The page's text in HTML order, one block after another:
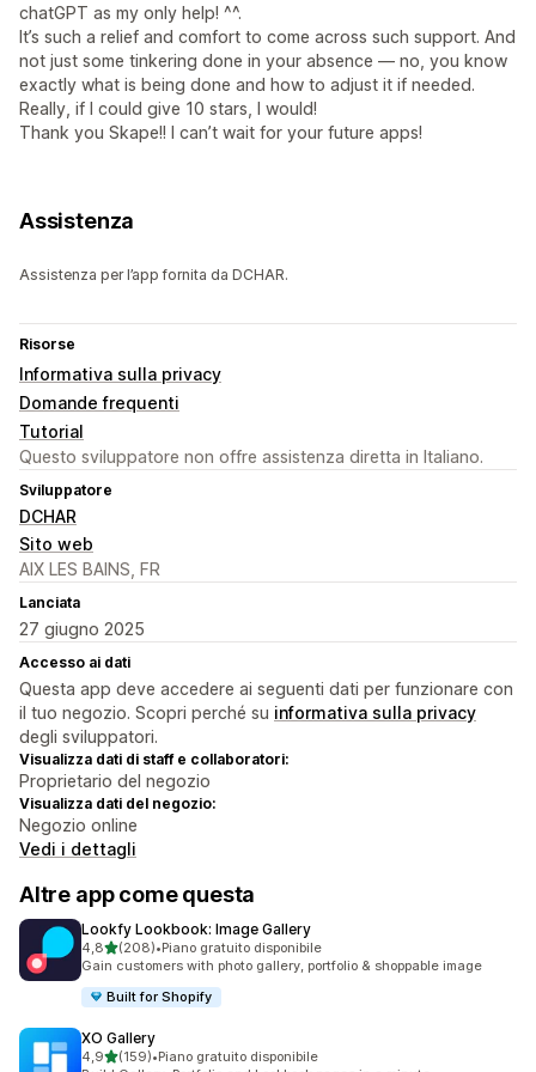
chatGPT as my only help! ^^.
It’s such a relief and comfort to come across such support. And
not just some tinkering done in your absence — no, you know
exactly what is being done and how to adjust it if needed.
Really, if I could give 10 stars, I would!
Thank you Skape!! I can’t wait for your future apps!
Assistenza
Assistenza per l’app fornita da DCHAR.
Risorse
Informativa sulla privacy
Domande frequenti
Tutorial
Questo sviluppatore non offre assistenza diretta in Italiano.
Sviluppatore
DCHAR
Sito web
AIX LES BAINS, FR
Lanciata
27 giugno 2025
Accesso ai dati
Questa app deve accedere ai seguenti dati per funzionare con
il tuo negozio. Scopri perché su informativa sulla privacy
degli sviluppatori.
Visualizza dati di staff e collaboratori:
Proprietario del negozio
Visualizza dati del negozio:
Negozio online
Vedi i dettagli
Altre app come questa
Lookfy Lookbook: Image Gallery
4,8stelle su 5
(208)
208 recensioni totali
•Piano gratuito disponibile
Gain customers with photo gallery, portfolio & shoppable image
Built for Shopify
XO Gallery
4,9stelle su 5
(159)
159 recensioni totali
•Piano gratuito disponibile